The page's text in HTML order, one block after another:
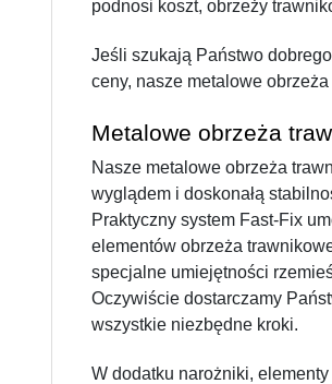
podnosi koszt, obrzeży
Jeśli szukają Państwo
ceny, nasze metalowe
Metalowe obrzeża
Nasze metalowe obrzeża
wyglądem i doskonałą
Praktyczny system Fast-Fix
elementów obrzeża
specjalne umiejętności
Oczywiście dostarczamy
wszystkie niezbędne kroki.
W dodatku narożniki,